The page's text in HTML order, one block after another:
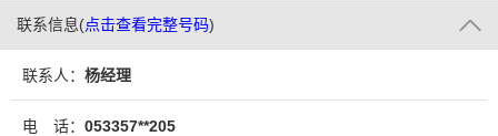
联系信息(点击查看完整号码)
联系人： 杨经理
电 话： 053357**205